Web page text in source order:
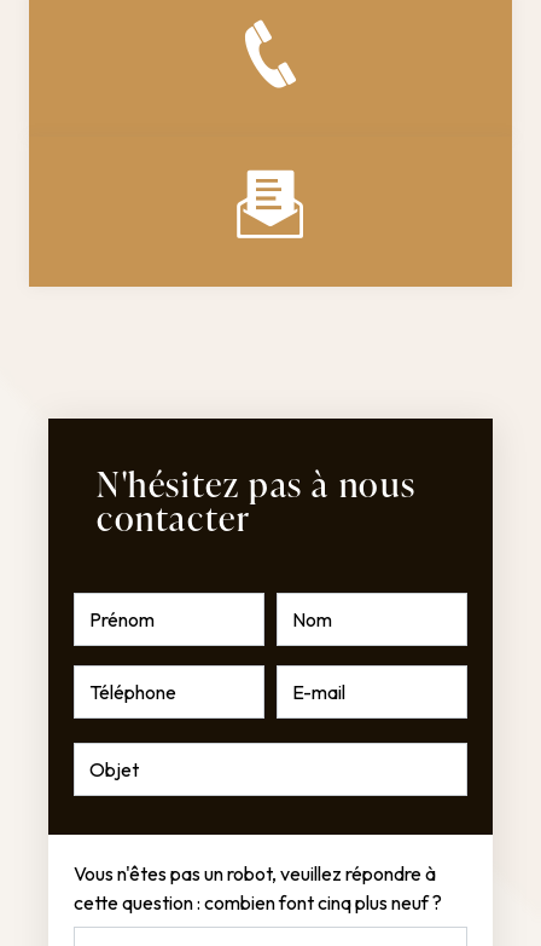
N'hésitez pas à nous
contacter
Vous n'êtes pas un robot, veuillez répondre à
cette question : combien font cinq plus neuf ?